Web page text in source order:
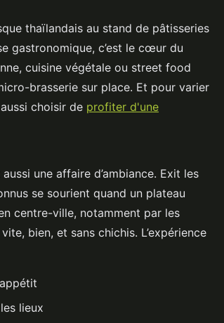
thaïlandais au stand de pâtisseries
gastronomique, c’est le cœur du
cuisine végétale ou street food
brasserie sur place. Et pour varier
choisir de profiter d'une
une affaire d’ambiance. Exit les
se sourient quand un plateau
centre-ville, notamment par les
bien, et sans chichis. L’expérience
lieux